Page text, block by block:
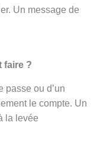
Un message de
faire ?
passe ou d’un
le compte. Un
la levée